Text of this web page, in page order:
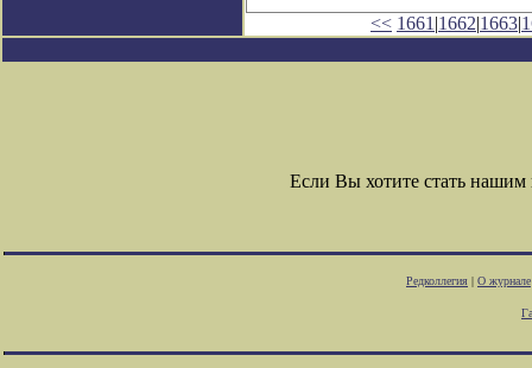
<< 1661 |1662|1663|
Если Вы хотите стать
Редколлегия | О журнале